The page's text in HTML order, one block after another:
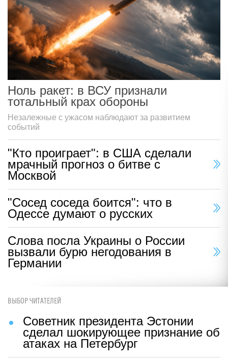
Ноль ракет: в ВСУ признали
тотальный крах обороны
Незалежные с ужасом наблюдают за развитием
событий
"Кто проиграет": в США сделали
мрачный прогноз о битве с
Москвой
"Сосед соседа боится": что в
Одессе думают о русских
Слова посла Украины о России
вызвали бурю негодования в
Германии
ВЫБОР ЧИТАТЕЛЕЙ
Советник президента Эстонии
сделал шокирующее признание об
атаках на Петербург